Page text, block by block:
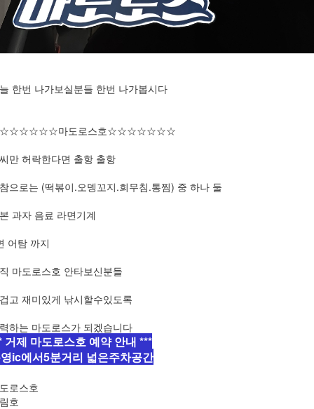
한번 나가보실분들 한번 나가봅시다
마도로스호☆☆☆☆☆☆☆
만 허락한다면 출항 출항
으로는 (떡볶이.오뎅꼬지.회무침.통찜) 중 하나 둘
과자 음료 라면기계
어탐 까지
마도로스호 안타보신분들
고 재미있게 낚시할수있도록
하는 마도로스가 되겠습니다
거제 마도로스호 예약 안내 ***
ic에서5분거리 넓은주차공간
로스호
호